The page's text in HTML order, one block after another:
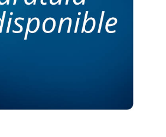
INTERUNIVERSITARIA DE